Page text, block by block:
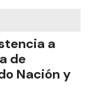
a
de
Nación y